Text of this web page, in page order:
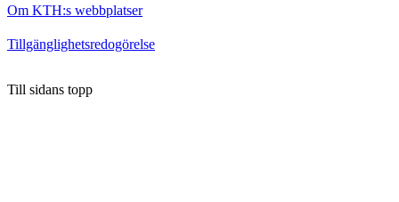
Om KTH:s webbplatser
Tillgänglighetsredogörelse
Till sidans topp